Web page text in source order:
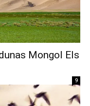
Mongol Els
9